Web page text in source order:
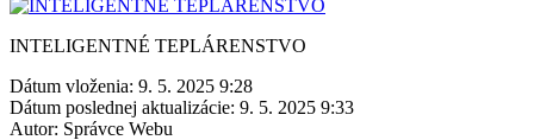
INTELIGENTNÉ TEPLÁRENSTVO
Dátum vloženia: 9. 5. 2025 9:28
Dátum poslednej aktualizácie: 9. 5. 2025 9:33
Autor: Správce Webu